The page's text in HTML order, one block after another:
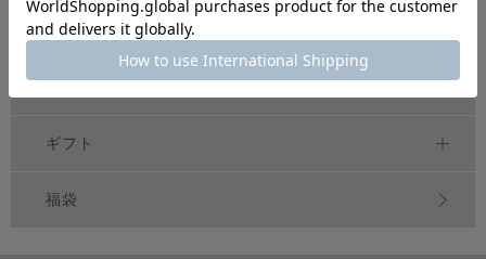
シーズンアイテム
ギフト
福袋